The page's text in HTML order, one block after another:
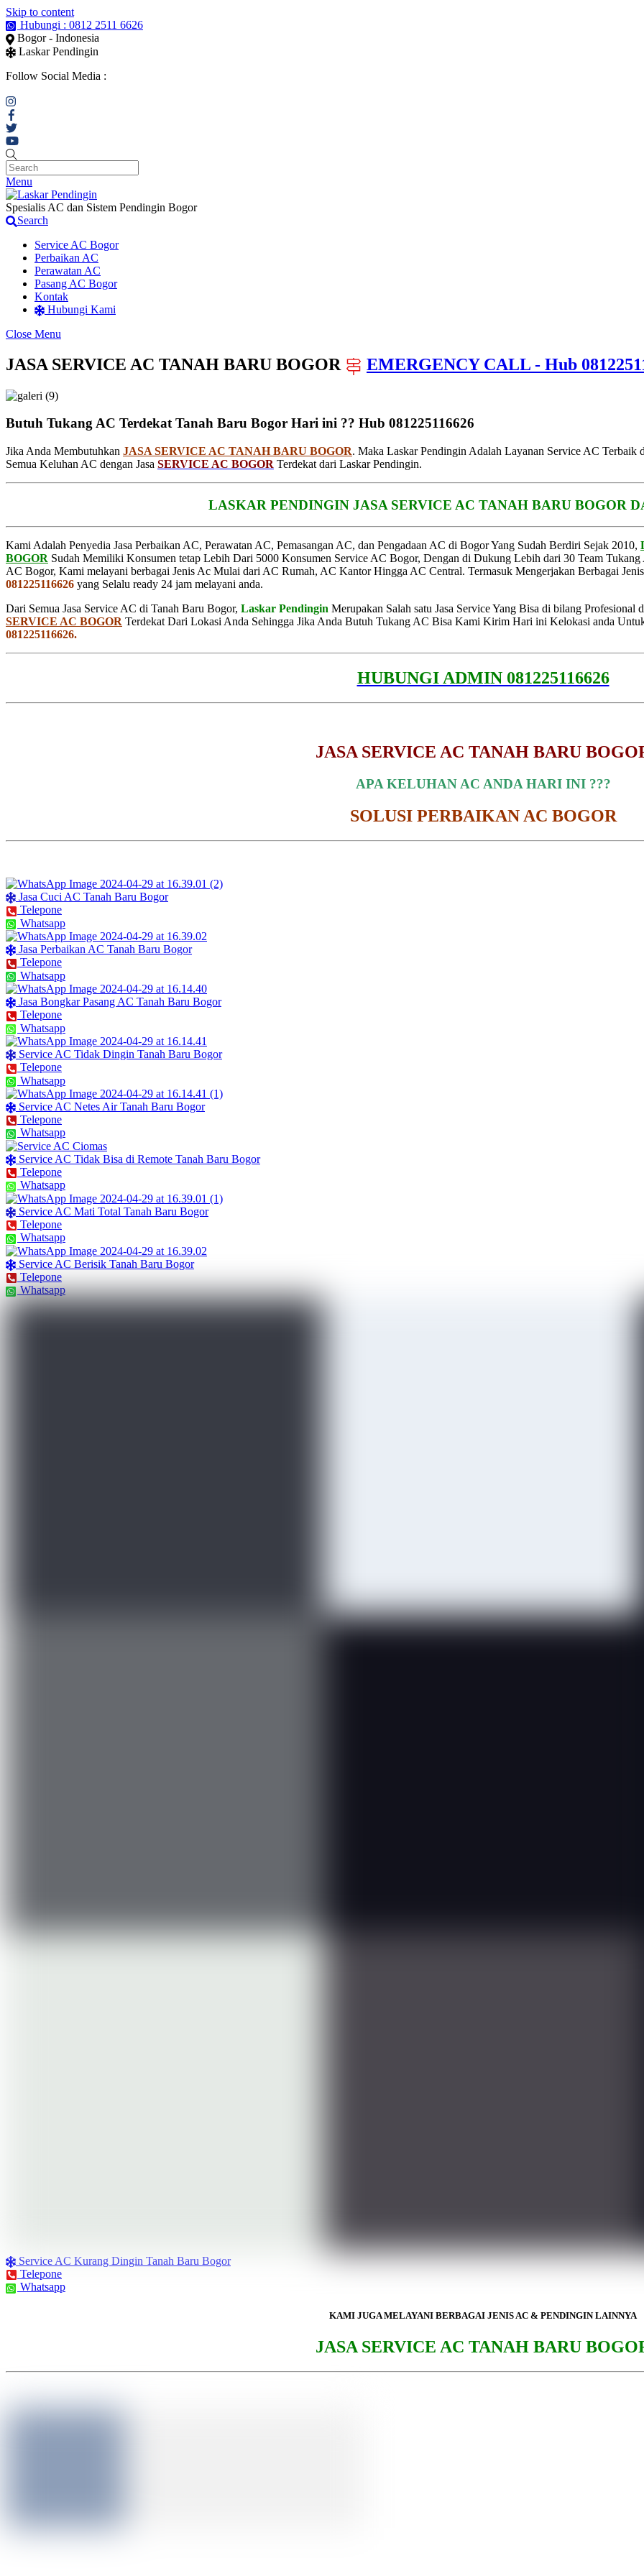
Skip to content
Hubungi : 0812 2511 6626
Bogor - Indonesia
Laskar Pendingin
Follow Social Media :
Menu
Spesialis AC dan Sistem Pendingin Bogor
Search
Service AC Bogor
Perbaikan AC
Perawatan AC
Pasang AC Bogor
Kontak
Hubungi Kami
Close Menu
JASA SERVICE AC TANAH BARU BOGOR EMERGENCY CALL - Hub
Butuh Tukang AC Terdekat Tanah Baru Bogor Hari ini ?? Hub 081225116626
Jika Anda Membutuhkan JASA SERVICE AC TANAH BARU BOGOR. Maka Laskar Pendingin Adalah Layanan Service AC
Semua Keluhan AC dengan Jasa SERVICE AC BOGOR Terdekat dari Laskar Pendingin.
LASKAR PENDINGIN JASA SERVICE AC TANAH BARU BOGOR
Kami Adalah Penyedia Jasa Perbaikan AC, Perawatan AC, Pemasangan AC, dan Pengadaan AC di Bogor Yang Sudah Berdiri Sejak 2010,
BOGOR Sudah Memiliki Konsumen tetap Lebih Dari 5000 Konsumen Service AC Bogor, Dengan di Dukung Lebih dari 30 Team
AC Bogor, Kami melayani berbagai Jenis Ac Mulai dari AC Rumah, AC Kantor Hingga AC Central. Termasuk Mengerjakan Berbagai
081225116626 yang Selalu ready 24 jam melayani anda.
Dari Semua Jasa Service AC di Tanah Baru Bogor, Laskar Pendingin Merupakan Salah satu Jasa Service Yang Bisa di bilang
SERVICE AC BOGOR Terdekat Dari Lokasi Anda Sehingga Jika Anda Butuh Tukang AC Bisa Kami Kirim Hari ini Kelokasi anda
081225116626.
HUBUNGI ADMIN 081225116626
JASA SERVICE AC TANAH BARU
APA KELUHAN AC ANDA HARI INI ???
SOLUSI PERBAIKAN AC BOGOR
Jasa Cuci AC Tanah Baru Bogor
Telepone
Whatsapp
Jasa Perbaikan AC Tanah Baru Bogor
Telepone
Whatsapp
Jasa Bongkar Pasang AC Tanah Baru Bogor
Telepone
Whatsapp
Service AC Tidak Dingin Tanah Baru Bogor
Telepone
Whatsapp
Service AC Netes Air Tanah Baru Bogor
Telepone
Whatsapp
Service AC Tidak Bisa di Remote Tanah Baru Bogor
Telepone
Whatsapp
Service AC Mati Total Tanah Baru Bogor
Telepone
Whatsapp
Service AC Berisik Tanah Baru Bogor
Telepone
Whatsapp
Service AC Kurang Dingin Tanah Baru Bogor
Telepone
Whatsapp
KAMI JUGA MELAYANI BERBAGAI JENIS AC & PENDINGIN LAINNYA
JASA SERVICE AC TANAH BARU